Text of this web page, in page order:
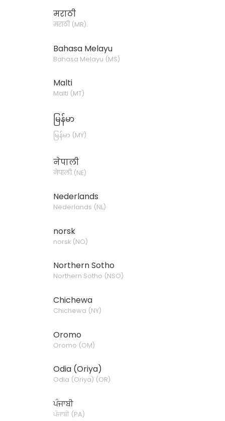
मराठी
मराठी(MR)
Bahasa Melayu
Bahasa Melayu (MS)
Malti
Malti (MT)
မြန်မာ
မြန်မာ (MY)
नेपाली
नेपाली(NE)
Nederlands
Nederlands (NL)
norsk
norsk(NO)
Northern Sotho
Northern Sotho (NSO)
Chichewa
Chichewa (NY)
Oromo
Oromo (OM)
Odia (Oriya)
Odia (Oriya) (OR)
ਪੰਜਾਬੀ
ਪੰਜਾਬੀ(PA)